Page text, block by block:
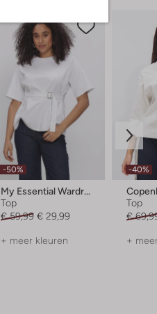
-50%
My Essential Wardrobe
Top
€ 59,99 € 29,99
+ meer kleuren
-40%
Top
€
+